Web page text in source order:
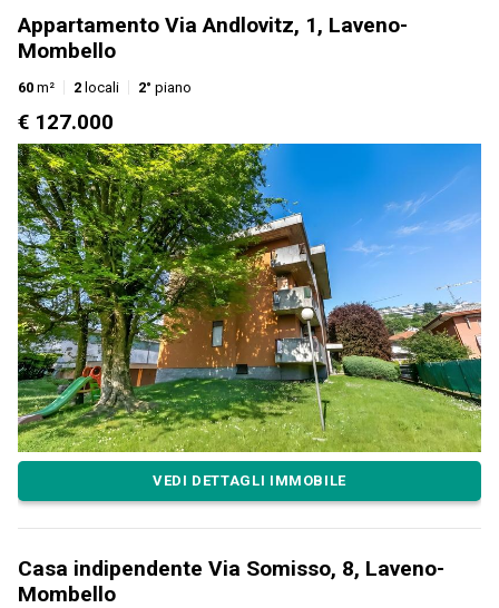
Appartamento Via Andlovitz, 1, Laveno-
Mombello
60 m² 2 locali 2° piano
€ 127.000
VEDI DETTAGLI IMMOBILE
Casa indipendente Via Somisso, 8, Laveno-
Mombello